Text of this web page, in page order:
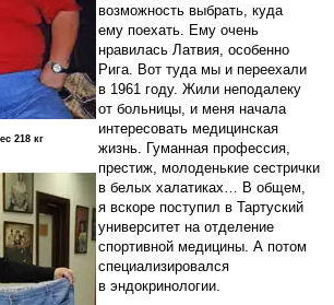
218 кг
возможность выбрать, куда
ему поехать. Ему очень
нравилась Латвия, особенно
Рига. Вот туда мы и переехали
в 1961 году. Жили неподалеку
от больницы, и меня начала
интересовать медицинская
жизнь. Гуманная профессия,
престиж, молоденькие сестрички
в белых халатиках… В общем,
я вскоре поступил в Тартуский
университет на отделение
спортивной медицины. А потом
специализировался
в эндокринологии.